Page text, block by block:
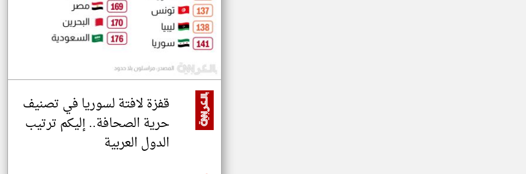
قفزة لافتة لسوريا في تصنيف
حرية الصحافة.. إليكم ترتيب
الدول العربية